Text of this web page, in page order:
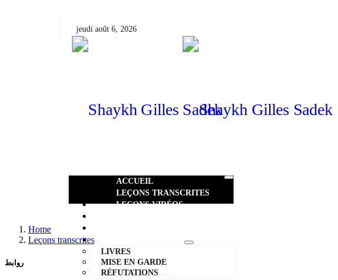
jeudi août 6, 2026
ACCUEIL
LEÇONS TRANSCRITES
LEÇONS VIDÉOS​
LIVRES
MISE EN GARDE
RÉFUTATIONS
Home
Leçons transcrites
روابط